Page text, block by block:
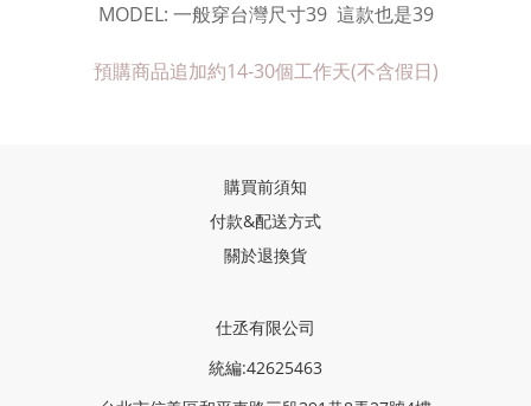
MODEL: 一般穿台灣尺寸39 這款也是39
預購商品追加約14-30個工作天(不含假日)
購買前須知
付款&配送方式
關於退換貨
仕丞有限公司
統編:42625463